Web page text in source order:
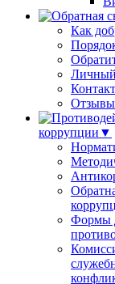
Как
Отзывы
коррупции▼
Формы